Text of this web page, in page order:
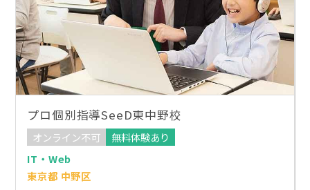
プロ個別指導SeeD東中野校
オンライン不可
無料体験あり
IT・Web
東京都 中野区